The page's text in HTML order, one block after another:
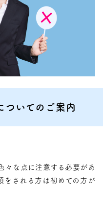
ついてのご案内
々な点に注意する必要があ
をされる方は初めての方が